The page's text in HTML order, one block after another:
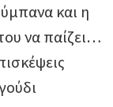
και η
να παίζει…